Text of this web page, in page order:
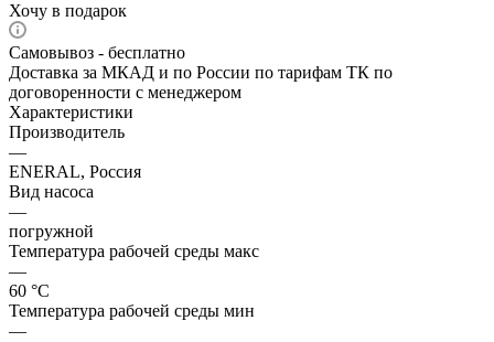
Хочу в подарок
Самовывоз - бесплатно
Доставка за МКАД и по России по тарифам ТК по
договоренности с менеджером
Характеристики
Производитель
—
ENERAL, Россия
Вид насоса
—
погружной
Температура рабочей среды макс
—
60 °С
Температура рабочей среды мин
—